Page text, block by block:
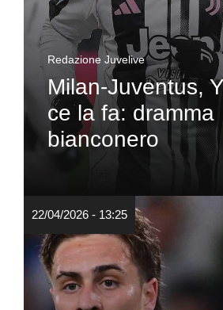
Redazione Juvelive
Milan-Juventus,
ce la fa: dramma
bianconero
22/04/2026 - 13:25